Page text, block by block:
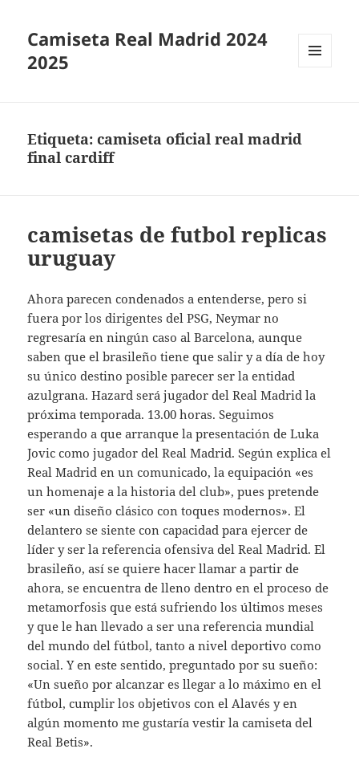
Camiseta Real Madrid 2024
2025
Etiqueta:camiseta oficial real madrid
final cardiff
camisetas de futbol replicas
uruguay
Ahora parecen condenados a entenderse, pero si
fuera por los dirigentes del PSG, Neymar no
regresaría en ningún caso al Barcelona, aunque
saben que el brasileño tiene que salir y a día de hoy
su único destino posible parecer ser la entidad
azulgrana. Hazard será jugador del Real Madrid la
próxima temporada. 13.00 horas. Seguimos
esperando a que arranque la presentación de Luka
Jovic como jugador del Real Madrid. Según explica el
Real Madrid en un comunicado, la equipación «es
un homenaje a la historia del club», pues pretende
ser «un diseño clásico con toques modernos». El
delantero se siente con capacidad para ejercer de
líder y ser la referencia ofensiva del Real Madrid. El
brasileño, así se quiere hacer llamar a partir de
ahora, se encuentra de lleno dentro en el proceso de
metamorfosis que está sufriendo los últimos meses
y que le han llevado a ser una referencia mundial
del mundo del fútbol, tanto a nivel deportivo como
social. Y en este sentido, preguntado por su sueño:
«Un sueño por alcanzar es llegar a lo máximo en el
fútbol, cumplir los objetivos con el Alavés y en
algún momento me gustaría vestir la camiseta del
Real Betis».